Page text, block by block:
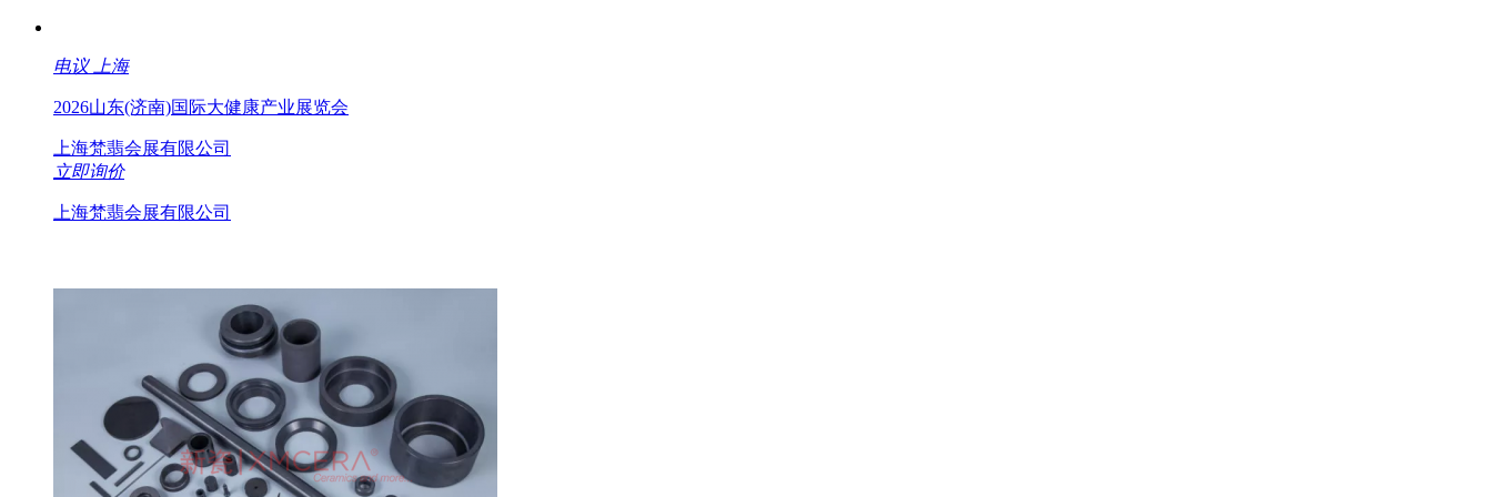
电议 上海
2026山东(济南)国际大健康产业展览会
上海梵翡会展有限公司
立即询价
上海梵翡会展有限公司